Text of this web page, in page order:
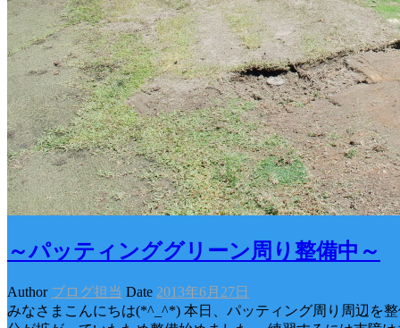
～パッティンググリーン周り整備中～
Author ブログ担当 Date 2013年6月27日
みなさまこんにちは(*^_^*) 本日、パッティング周り周辺を